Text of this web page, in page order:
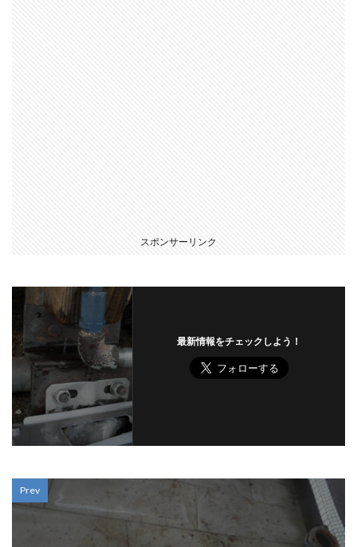
スポンサーリンク
最新情報をチェックしよう！
Prev